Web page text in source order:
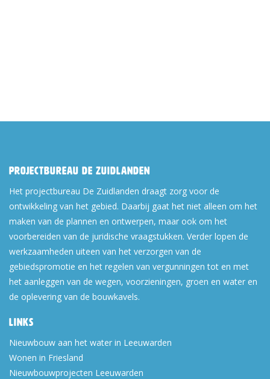
Projectbureau De Zuidlanden
Het projectbureau De Zuidlanden draagt zorg voor de
ontwikkeling van het gebied. Daarbij gaat het niet alleen om het
maken van de plannen en ontwerpen, maar ook om het
voorbereiden van de juridische vraagstukken. Verder lopen de
werkzaamheden uiteen van het verzorgen van de
gebiedspromotie en het regelen van vergunningen tot en met
het aanleggen van de wegen, voorzieningen, groen en water en
de oplevering van de bouwkavels.
Links
Nieuwbouw aan het water in Leeuwarden
Wonen in Friesland
Nieuwbouwprojecten Leeuwarden